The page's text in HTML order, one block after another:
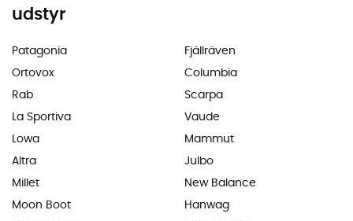
udstyr
Patagonia
Ortovox
Rab
La Sportiva
Lowa
Altra
Millet
Moon Boot
Fjällräven
Columbia
Scarpa
Vaude
Mammut
Julbo
New Balance
Hanwag